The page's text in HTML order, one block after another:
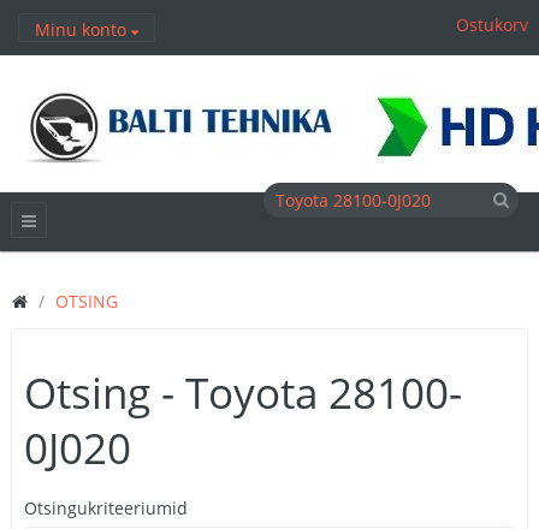
Minu konto Ostukorv
OTSING
Otsing - Toyota 28100-
0J020
Otsingukriteeriumid